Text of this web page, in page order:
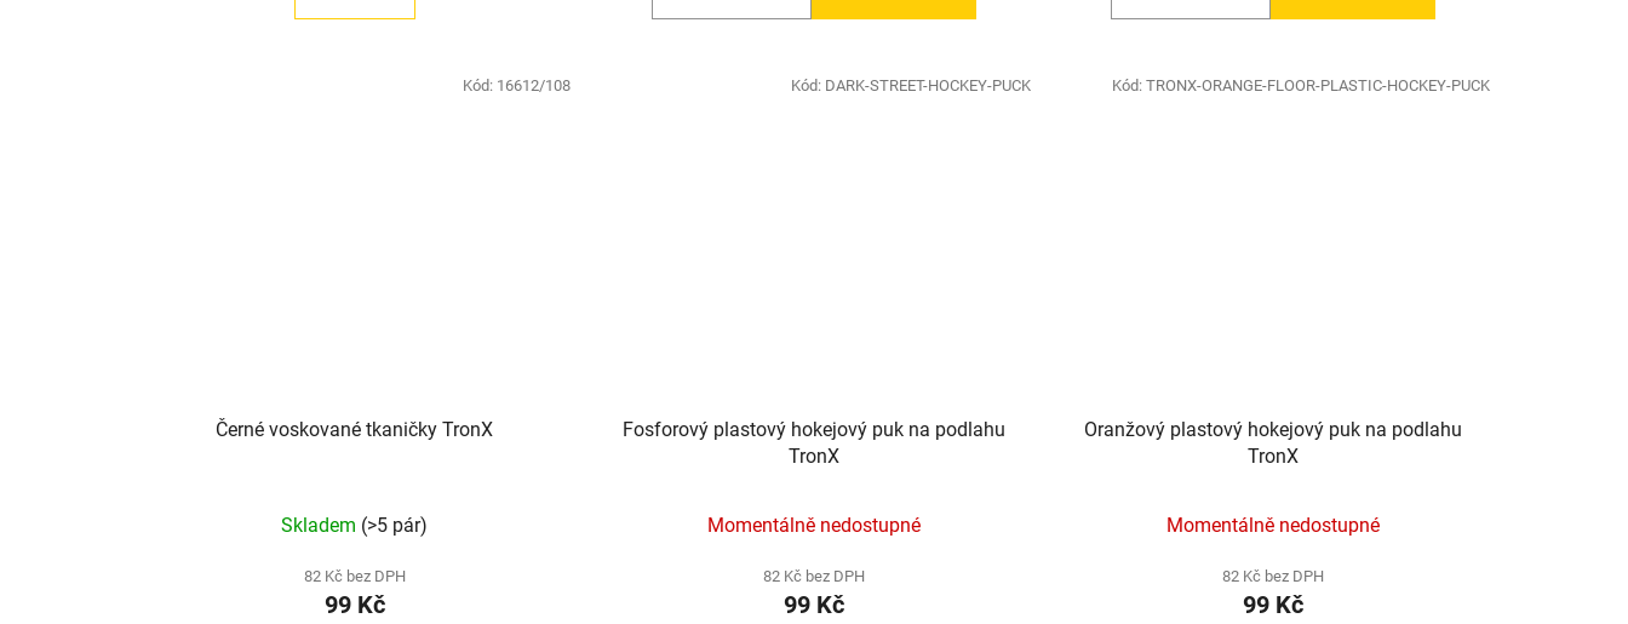
Černé voskované tkaničky TronX
Skladem (>5 pár)
82 Kč bez DPH
99 Kč
Kód: 16612/108
Fosforový plastový hokejový puk na podlahu
TronX
Momentálně nedostupné
82 Kč bez DPH
99 Kč
Kód: DARK-STREET-HOCKEY-PUCK
Oranžový plastový hokejový puk na podlahu
TronX
Momentálně nedostupné
82 Kč bez DPH
99 Kč
Kód: TRONX-ORANGE-FLOOR-PLASTIC-HOCKEY-PUCK